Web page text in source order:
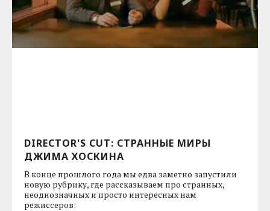
DIRECTOR'S CUT: СТРАННЫЕ МИРЫ
ДЖИМА ХОСКИНА
В конце прошлого года мы едва заметно запустили
новую рубрику, где рассказываем про странных,
неоднозначных и просто интересных нам
режиссеров: